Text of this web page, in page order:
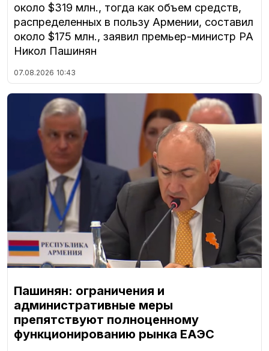
около $319 млн., тогда как объем средств,
распределенных в пользу Армении, составил
около $175 млн., заявил премьер-министр РА
Никол Пашинян
07.08.2026 10:43
Пашинян: ограничения и
административные меры
препятствуют полноценному
функционированию рынка ЕАЭС